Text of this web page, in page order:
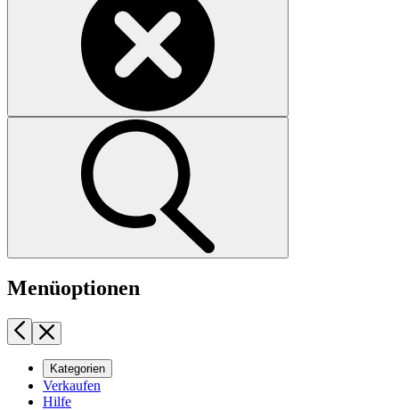
Menüoptionen
Kategorien
Verkaufen
Hilfe